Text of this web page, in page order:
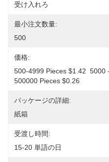
受け入れろ
最小注文数量:
500
価格:
500-4999 Pieces $1.42  5000
500000 Pieces $0.26
パッケージの詳細:
紙箱
受渡し時間:
15-20 単語の日